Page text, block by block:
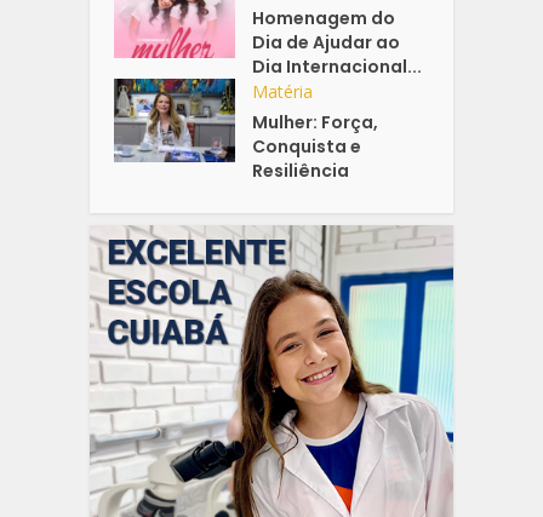
Homenagem do
Dia de Ajudar ao
Dia Internacional...
Matéria
Mulher: Força,
Conquista e
Resiliência